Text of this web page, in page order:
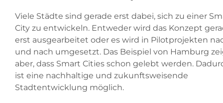
Viele Städte sind gerade erst dabei, sich zu einer
City zu entwickeln. Entweder wird das Konzept
erst ausgearbeitet oder es wird in Pilotprojekten
und nach umgesetzt. Das Beispiel von Hamburg
aber, dass Smart Cities schon gelebt werden.
ist eine nachhaltige und zukunftsweisende
Stadtentwicklung möglich.